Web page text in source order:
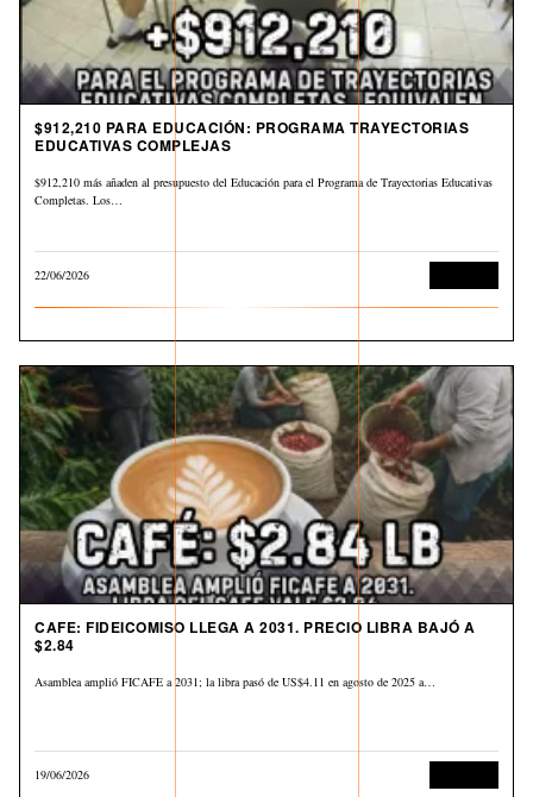
$912,210 PARA EDUCACIÓN: PROGRAMA TRAYECTORIAS
EDUCATIVAS COMPLEJAS
$912,210 más añaden al presupuesto del Educación para el Programa de Trayectorias Educativas
Completas. Los…
22/06/2026
CAFE: FIDEICOMISO LLEGA A 2031. PRECIO LIBRA BAJÓ A
$2.84
Asamblea amplió FICAFE a 2031; la libra pasó de US$4.11 en agosto de 2025 a…
19/06/2026